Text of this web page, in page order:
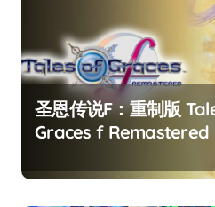
圣恩传说F：重制版
Graces f Remastered